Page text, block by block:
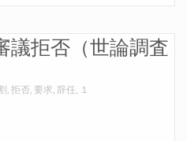
議拒否（世論調査
, 拒否, 要求, 辞任, １